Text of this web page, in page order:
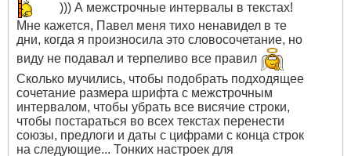
))) А межстрочные интервалы в текстах!
Мне кажется, Павел меня тихо ненавидел в те
дни, когда я произносила это словосочетание, но
виду не подавал и терпеливо все правил
Сколько мучились, чтобы подобрать подходящее
сочетание размера шрифта с межстрочным
интервалом, чтобы убрать все висячие строки,
чтобы постараться во всех текстах перенести
союзы, предлоги и даты с цифрами с конца строк
на следующие... Тонких настроек для